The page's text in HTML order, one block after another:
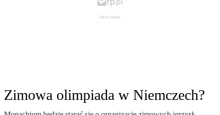
Zimowa olimpiada w Niemczech?